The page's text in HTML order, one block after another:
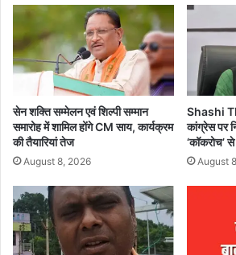
र
दे
खें
पू
सू
ची
क
रो
पी
गि
फ्ता
र
,
3
व
दे
शी
सेन शक्ति सम्मेलन एवं शिल्पी सम्मान
समारोह में शामिल होंगे CM साय, कार्यक्रम
की तैयारियां तेज
August 8, 2026
Shashi
कांग्रेस पर
‘कॉकरोच’
August